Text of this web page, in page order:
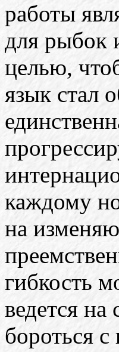
работы
для рыбок
целью,
язык стал
каждому
на
гибкость
ведется
бороться